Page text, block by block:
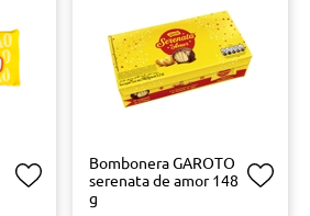
Bombonera GAROTO
serenata de amor 148
g